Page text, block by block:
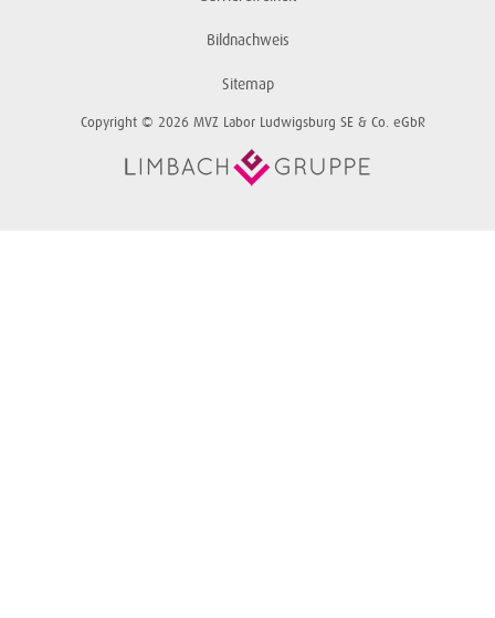
Bildnachweis
Sitemap
Copyright © 2026 MVZ Labor Ludwigsburg SE & Co. eGbR